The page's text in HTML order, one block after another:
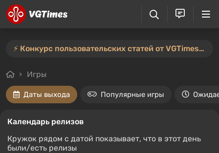
⚡️ Конкурс пользовательских статей от VGTimes продлён — участвуйте тут ⚡️
Игры
Даты выхода Популярные игры
Календарь релизов
Кружок рядом с датой показывает, что в этот день
были/есть релизы